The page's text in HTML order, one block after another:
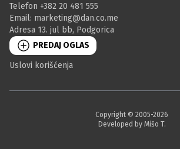
Telefon +382 20 481 555
Email: marketing@dan.co.me
Adresa 13. jul bb, Podgorica
PREDAJ OGLAS
Uslovi korišćenja
Copyright © 2005-2026
Developed by Mišo T.